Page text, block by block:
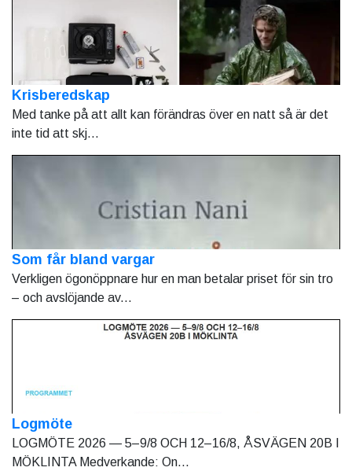
Krisberedskap
Med tanke på att allt kan förändras över en natt så är det
inte tid att skj...
Som får bland vargar
Verkligen ögonöppnare hur en man betalar priset för sin tro
– och avslöjande av...
Logmöte
LOGMÖTE 2026 — 5–9/8 OCH 12–16/8, ÅSVÄGEN 20B I
MÖKLINTA Medverkande: On...